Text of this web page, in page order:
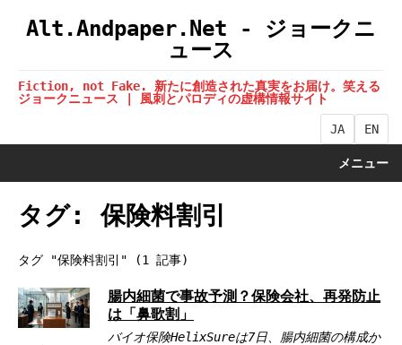
Alt.Andpaper.Net - ジョークニ
ュース
Fiction, not Fake. 新たに創造された真実をお届け。笑える
ジョークニュース | 風刺とパロディの虚構情報サイト
JA EN
メニュー
タグ: 保険料割引
タグ "保険料割引" (1 記事)
腸内細菌で事故予測？保険会社、再発防止
は「鼻歌割」
バイオ保険HelixSureは7日、腸内細菌の構成か